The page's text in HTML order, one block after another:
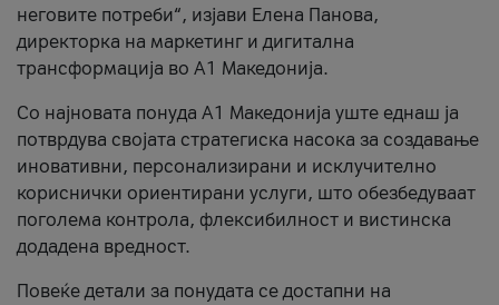
неговите потреби“, изјави Елена Панова,
директорка на маркетинг и дигитална
трансформација во А1 Македонија.
Со најновата понуда А1 Македонија уште еднаш ја
потврдува својата стратегиска насока за создавање
иновативни, персонализирани и исклучително
кориснички ориентирани услуги, што обезбедуваат
поголема контрола, флексибилност и вистинска
додадена вредност.
Повеќе детали за понудата се достапни на